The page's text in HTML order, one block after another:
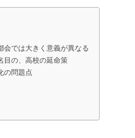
会では大きく意義が異なる
目の、高校の延命策
の問題点